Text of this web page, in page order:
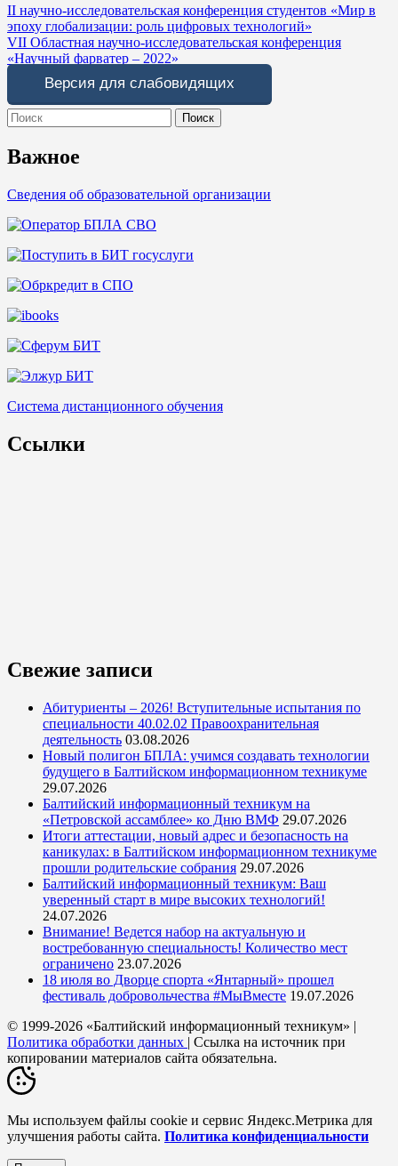
Навигация
по
записям
II научно-исследовательская конференция студентов «Мир в
эпоху глобализации: роль цифровых технологий»
VII Областная научно-исследовательская конференция
«Научный фарватер – 2022»
Версия для слабовидящих
Search
for:
Важное
Сведения об образовательной организации
Система дистанционного обучения
Ссылки
Свежие записи
Абитуриенты – 2026! Вступительные испытания по
специальности 40.02.02 Правоохранительная
деятельность 03.08.2026
Новый полигон БПЛА: учимся создавать технологии
будущего в Балтийском информационном техникуме
29.07.2026
Балтийский информационный техникум на
«Петровской ассамблее» ко Дню ВМФ 29.07.2026
Итоги аттестации, новый адрес и безопасность на
каникулах: в Балтийском информационном техникуме
прошли родительские собрания 29.07.2026
Балтийский информационный техникум: Ваш
уверенный старт в мире высоких технологий!
24.07.2026
Внимание! Ведется набор на актуальную и
востребованную специальность! Количество мест
ограничено 23.07.2026
18 июля во Дворце спорта «Янтарный» прошел
фестиваль добровольчества #МыВместе 19.07.2026
© 1999-2026 «Балтийский информационный техникум» |
Политика обработки данных | Ссылка на источник при
копировании материалов сайта обязательна.
Мы используем файлы cookie и сервис Яндекс.Метрика для
улучшения работы сайта. Политика конфиденциальности